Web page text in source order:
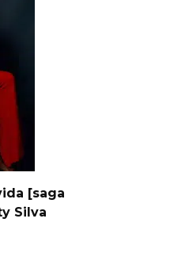
[saga
Silva